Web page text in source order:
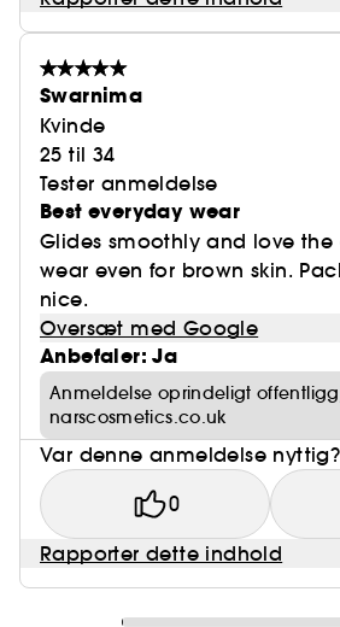
Swarnima
Kvinde
25 til 34
Tester anmeldelse
Best everyday wear
Glides smoothly and love the
wear even for brown skin.
nice.
Oversæt med Google
Anbefaler: Ja
Anmeldelse oprindeligt
narscosmetics.co.uk
Var denne anmeldelse nyttig?
0
Rapporter dette indhold